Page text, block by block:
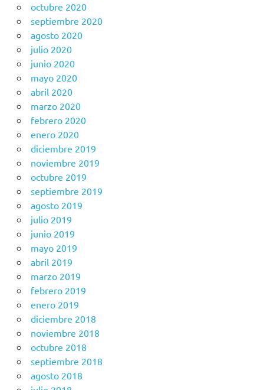
octubre 2020
septiembre 2020
agosto 2020
julio 2020
junio 2020
mayo 2020
abril 2020
marzo 2020
febrero 2020
enero 2020
diciembre 2019
noviembre 2019
octubre 2019
septiembre 2019
agosto 2019
julio 2019
junio 2019
mayo 2019
abril 2019
marzo 2019
febrero 2019
enero 2019
diciembre 2018
noviembre 2018
octubre 2018
septiembre 2018
agosto 2018